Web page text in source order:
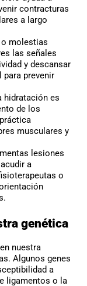
contracturas
a largo
molestias
las señales
y descansar
para prevenir
hidratación es
de los
musculares y
lesiones
a
o
genética
nuestra
Algunos genes
a
ligamentos o la